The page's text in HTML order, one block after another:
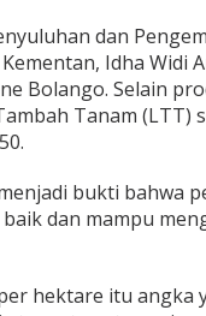
dan
Idha Widi
Bolango. Selain
Tanam (LTT)
bukti bahwa
dan mampu
hektare itu angka